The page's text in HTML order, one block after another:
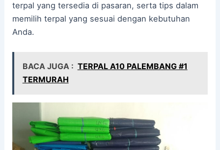
terpal yang tersedia di pasaran, serta tips dalam
memilih terpal yang sesuai dengan kebutuhan
Anda.
BACA JUGA : TERPAL A10 PALEMBANG #1
TERMURAH